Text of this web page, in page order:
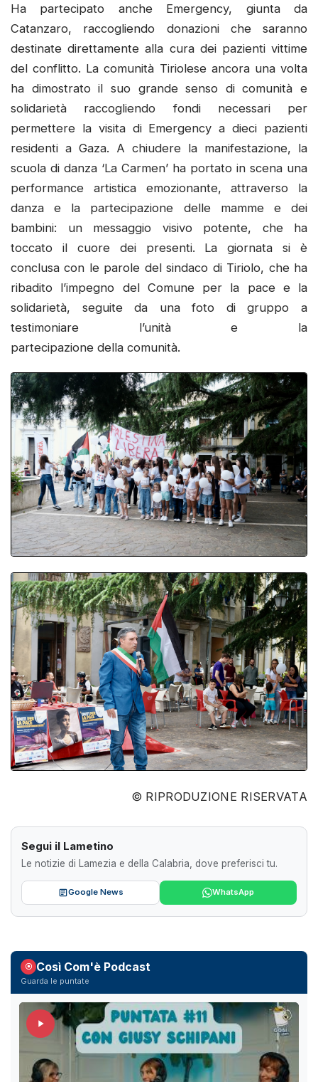
Ha partecipato anche Emergency, giunta da
Catanzaro, raccogliendo donazioni che saranno
destinate direttamente alla cura dei pazienti vittime
del conflitto. La comunità Tiriolese ancora una volta
ha dimostrato il suo grande senso di comunità e
solidarietà raccogliendo fondi necessari per
permettere la visita di Emergency a dieci pazienti
residenti a Gaza. A chiudere la manifestazione, la
scuola di danza ‘La Carmen’ ha portato in scena una
performance artistica emozionante, attraverso la
danza e la partecipazione delle mamme e dei
bambini: un messaggio visivo potente, che ha
toccato il cuore dei presenti. La giornata si è
conclusa con le parole del sindaco di Tiriolo, che ha
ribadito l’impegno del Comune per la pace e la
solidarietà, seguite da una foto di gruppo a
testimoniare l’unità e la
partecipazione della comunità.
© RIPRODUZIONE RISERVATA
Segui il Lametino
Le notizie di Lamezia e della Calabria, dove preferisci tu.
Google News WhatsApp
Così Com'è Podcast
Guarda le puntate